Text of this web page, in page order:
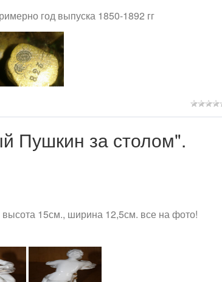
год выпуска 1850-1892 гг
Пушкин за столом".
15см., ширина 12,5см. все на фото!